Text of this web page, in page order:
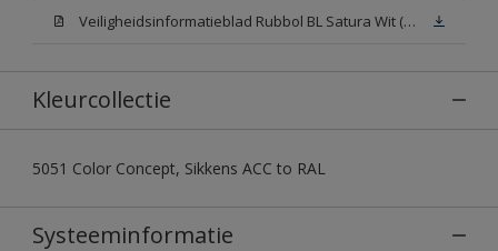
Veiligheidsinformatieblad Rubbol BL Satura Wit (SDS)
Kleurcollectie
5051 Color Concept, Sikkens ACC to RAL
Systeeminformatie